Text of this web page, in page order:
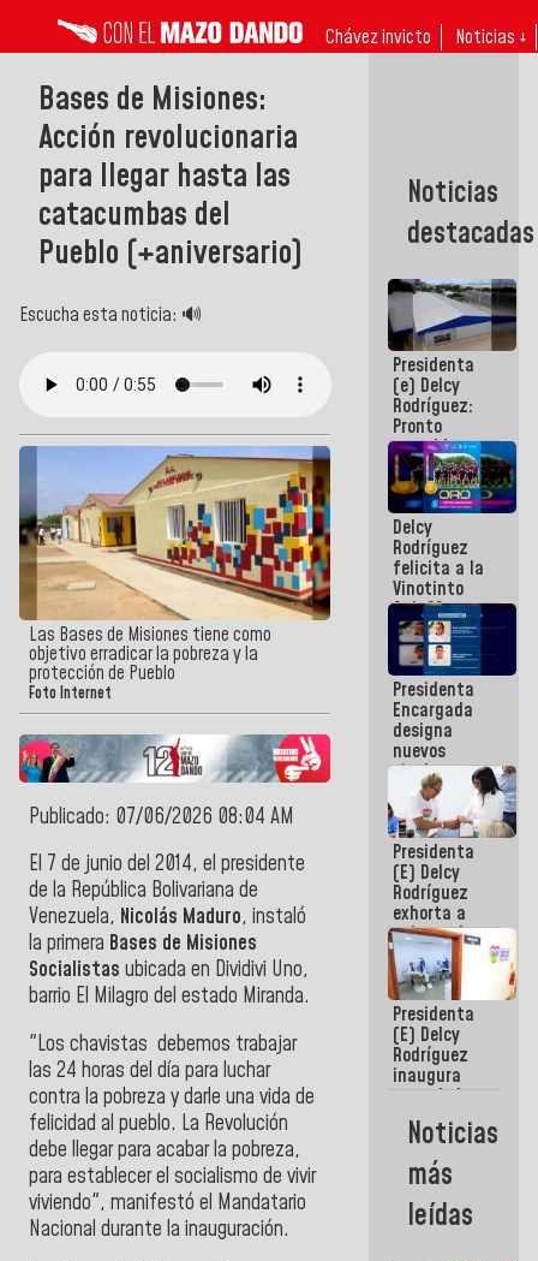
Chávez invicto Noticias ↓
Bases de Misiones:
Acción revolucionaria
para llegar hasta las
catacumbas del
Pueblo (+aniversario)
Escucha esta noticia: 🔊
Las Bases de Misiones tiene como
objetivo erradicar la pobreza y la
protección de Pueblo
Foto Internet
Publicado: 07/06/2026 08:04 AM
El 7 de junio del 2014, el presidente
de la República Bolivariana de
Venezuela, Nicolás Maduro, instaló
la primera Bases de Misiones
Socialistas ubicada en Dividivi Uno,
barrio El Milagro del estado Miranda.
"Los chavistas debemos trabajar
las 24 horas del día para luchar
contra la pobreza y darle una vida de
felicidad al pueblo. La Revolución
debe llegar para acabar la pobreza,
para establecer el socialismo de vivir
viviendo", manifestó el Mandatario
Nacional durante la inauguración.
Noticias
destacadas
Presidenta
(e) Delcy
Rodríguez:
Pronto
restableceremos
las
operaciones
en el
Aeropuerto
Internacional
de
Maiquetía
Delcy
Rodríguez
felicita a la
Vinotinto
Sub 20
campeona
frente
México Sub
23 en los
Centroamericanos
Presidenta
Encargada
designa
nuevos
titulares en
Viceministerio
de Energía
Eléctrica y
CORPOELEC
Presidenta
(E) Delcy
Rodríguez
exhorta a
gobernadores
y alcaldes a
edificar
casas para
abuelos
Presidenta
(E) Delcy
Rodríguez
inaugura
casa de los
Abuelos
Primavera
en Caracas
Noticias
más
leídas